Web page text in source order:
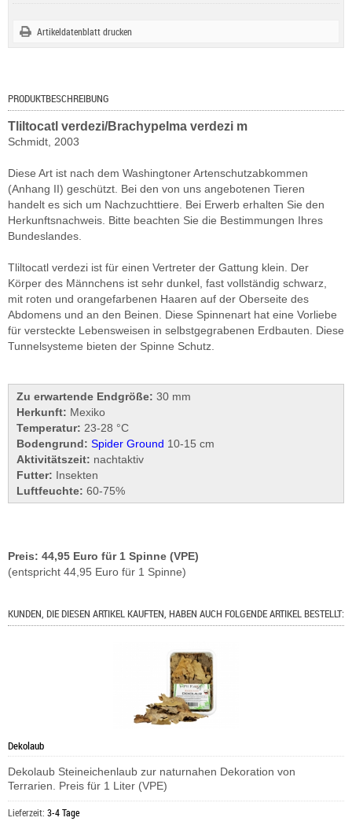
Artikeldatenblatt drucken
PRODUKTBESCHREIBUNG
Tliltocatl verdezi/Brachypelma verdezi m
Schmidt, 2003
Diese Art ist nach dem Washingtoner Artenschutzabkommen
(Anhang II) geschützt. Bei den von uns angebotenen Tieren
handelt es sich um Nachzuchttiere. Bei Erwerb erhalten Sie den
Herkunftsnachweis. Bitte beachten Sie die Bestimmungen Ihres
Bundeslandes.
Tliltocatl verdezi ist für einen Vertreter der Gattung klein. Der
Körper des Männchens ist sehr dunkel, fast vollständig schwarz,
mit roten und orangefarbenen Haaren auf der Oberseite des
Abdomens und an den Beinen. Diese Spinnenart hat eine Vorliebe
für versteckte Lebensweisen in selbstgegrabenen Erdbauten. Diese
Tunnelsysteme bieten der Spinne Schutz.
Zu erwartende Endgröße: 30 mm
Herkunft: Mexiko
Temperatur: 23-28 °C
Bodengrund: Spider Ground 10-15 cm
Aktivitätszeit: nachtaktiv
Futter: Insekten
Luftfeuchte: 60-75%
Preis: 44,95 Euro für 1 Spinne (VPE)
(entspricht 44,95 Euro für 1 Spinne)
KUNDEN, DIE DIESEN ARTIKEL KAUFTEN, HABEN AUCH FOLGENDE ARTIKEL BESTELLT:
Dekolaub
Dekolaub Steineichenlaub zur naturnahen Dekoration von
Terrarien. Preis für 1 Liter (VPE)
Lieferzeit: 3-4 Tage